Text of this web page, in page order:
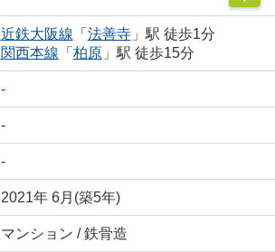
近鉄大阪線 「 法善寺」駅 徒歩1分
関西本線 「 柏原」駅 徒歩15分
-
-
-
2021年 6月(築5年)
マンション / 鉄骨造